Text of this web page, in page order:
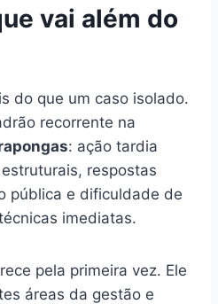
vai além do
do que um caso isolado.
recorrente na
: ação tardia
respostas
pública e dificuldade de
imediatas.
pela primeira vez. Ele
áreas da gestão e